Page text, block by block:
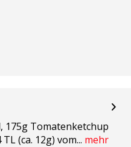
175g Tomatenketchup
(ca. 12g) vom... mehr